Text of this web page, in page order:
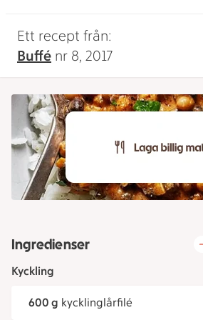
Ett recept från:
Buffé nr 8, 2017
Ingredienser
Kyckling
600 g kycklinglårfilé